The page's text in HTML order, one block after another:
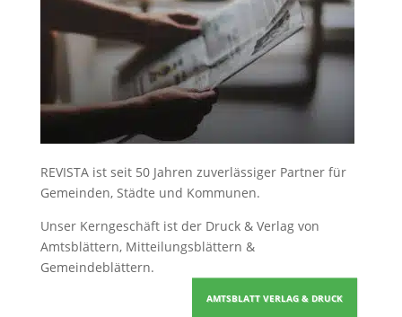
REVISTA ist seit 50 Jahren zuverlässiger Partner für
Gemeinden, Städte und Kommunen.
Unser Kerngeschäft ist der Druck & Verlag von
Amtsblättern, Mitteilungsblättern &
Gemeindeblättern.
AMTSBLATT VERLAG & DRUCK